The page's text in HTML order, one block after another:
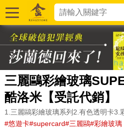
三麗鷗彩繪玻璃
酷洛米【受託代銷】
1.三麗鷗彩繪玻璃系列2.有色透明卡3.
#悠遊卡#supercard#三麗鷗#彩繪玻璃